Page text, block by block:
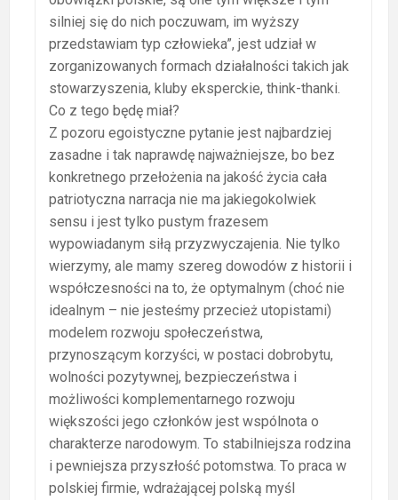
silniej się do nich poczuwam, im wyższy
przedstawiam typ człowieka”, jest udział w
zorganizowanych formach działalności takich jak
stowarzyszenia, kluby eksperckie, think-thanki.
Co z tego będę miał?
Z pozoru egoistyczne pytanie jest najbardziej
zasadne i tak naprawdę najważniejsze, bo bez
konkretnego przełożenia na jakość życia cała
patriotyczna narracja nie ma jakiegokolwiek
sensu i jest tylko pustym frazesem
wypowiadanym siłą przyzwyczajenia. Nie tylko
wierzymy, ale mamy szereg dowodów z historii i
współczesności na to, że optymalnym (choć nie
idealnym – nie jesteśmy przecież utopistami)
modelem rozwoju społeczeństwa,
przynoszącym korzyści, w postaci dobrobytu,
wolności pozytywnej, bezpieczeństwa i
możliwości komplementarnego rozwoju
większości jego członków jest wspólnota o
charakterze narodowym. To stabilniejsza rodzina
i pewniejsza przyszłość potomstwa. To praca w
polskiej firmie, wdrażającej polską myśl